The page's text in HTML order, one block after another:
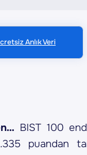
Anlık Veri
BIST 100
puandan